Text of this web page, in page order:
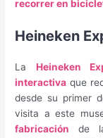
recorrer en
Heineken
La Heineken
interactiva que
desde su primer
visita a este
fabricación de